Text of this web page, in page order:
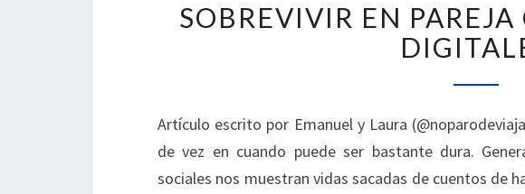
EN
COMO
SOBREVIVIR EN
Artículo escrito por Emanuel y Laura
de vez en cuando puede ser bastante dura.
sociales nos muestran vidas sacadas de cuentos de